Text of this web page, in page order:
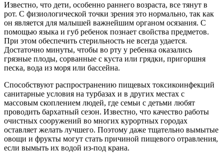
Известно, что дети, особенно раннего возраста, все тянут в
рот. С физиологической точки зрения это нормально, так как
он является для малышей важнейшим органом осязания. С
помощью языка и губ ребенок познает свойства предметов.
При этом обеспечить стерильность не всегда удается.
Достаточно минуты, чтобы во рту у ребенка оказались
грязные плоды, сорванные с куста или грядки, пригоршня
песка, вода из моря или бассейна.
Способствуют распространению пищевых токсикоинфекций
санитарные условия на турбазах и в других местах с
массовым скоплением людей, где семьи с детьми любят
проводить бархатный сезон. Известно, что качество работы
очистных сооружений во многих курортных городах
оставляет желать лучшего. Поэтому даже тщательно вымытые
овощи и фрукты могут стать причиной пищевого отравления,
если вымыть их водой из-под крана.